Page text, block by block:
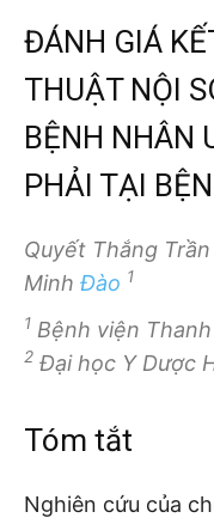
ĐÁNH GIÁ
THUẬT NỘI
BỆNH NHÂN
PHẢI TẠI
Quyết Thắng Trần
Minh Đào 1
1 Bệnh viện
2 Đại học Y Dược
Tóm tắt
Nghiên cứu của